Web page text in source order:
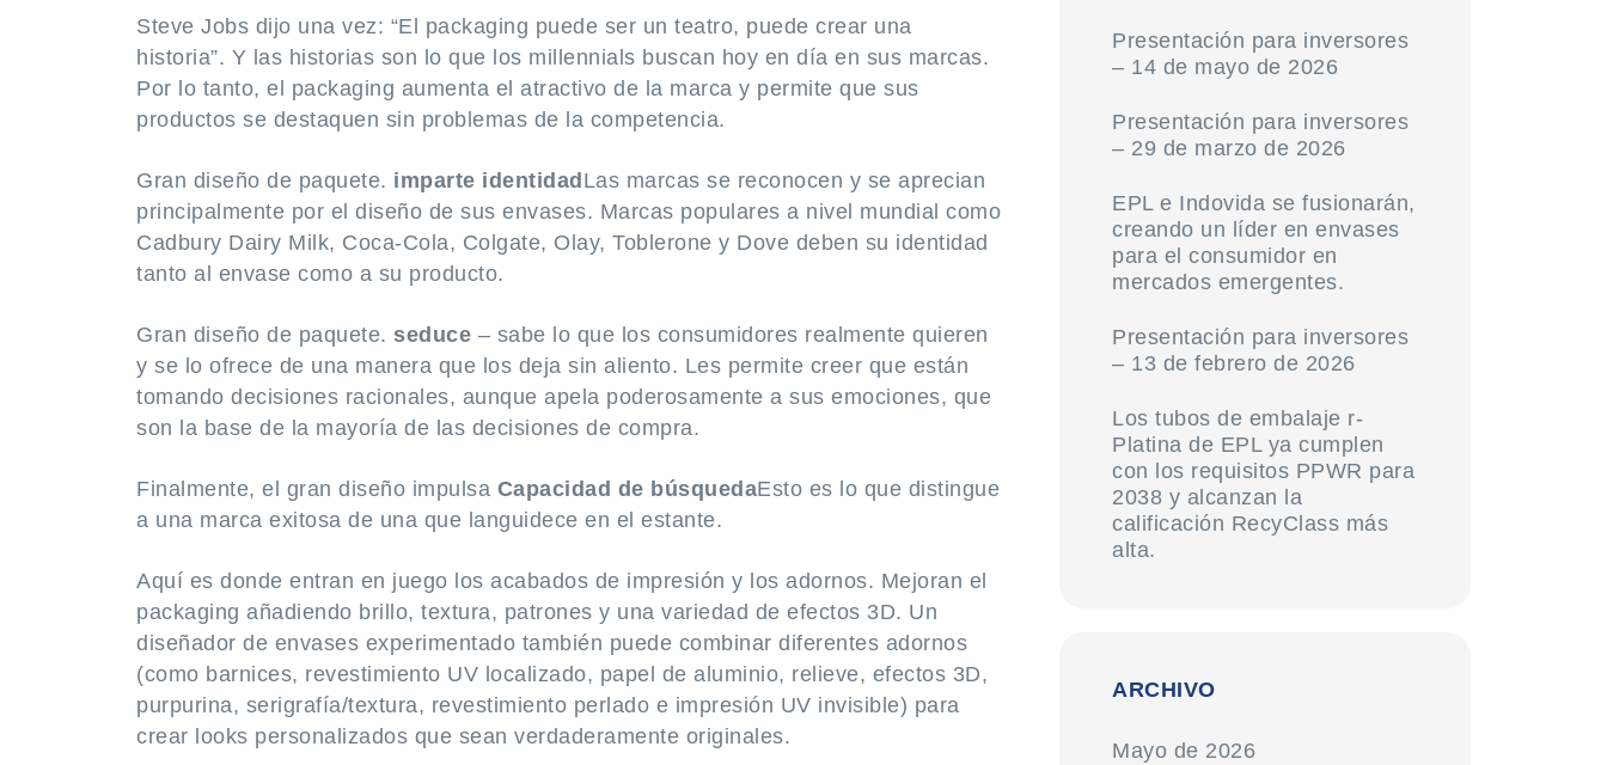
Steve Jobs dijo una vez: “El packaging puede ser un teatro, puede crear una
historia”. Y las historias son lo que los millennials buscan hoy en día en sus marcas.
Por lo tanto, el packaging aumenta el atractivo de la marca y permite que sus
productos se destaquen sin problemas de la competencia.
Gran diseño de paquete. imparte identidad Las marcas se reconocen y se aprecian
principalmente por el diseño de sus envases. Marcas populares a nivel mundial como
Cadbury Dairy Milk, Coca-Cola, Colgate, Olay, Toblerone y Dove deben su identidad
tanto al envase como a su producto.
Gran diseño de paquete. seduce – sabe lo que los consumidores realmente quieren
y se lo ofrece de una manera que los deja sin aliento. Les permite creer que están
tomando decisiones racionales, aunque apela poderosamente a sus emociones, que
son la base de la mayoría de las decisiones de compra.
Finalmente, el gran diseño impulsa Capacidad de búsquedaEsto es lo que distingue
a una marca exitosa de una que languidece en el estante.
Aquí es donde entran en juego los acabados de impresión y los adornos. Mejoran el
packaging añadiendo brillo, textura, patrones y una variedad de efectos 3D. Un
diseñador de envases experimentado también puede combinar diferentes adornos
(como barnices, revestimiento UV localizado, papel de aluminio, relieve, efectos 3D,
purpurina, serigrafía/textura, revestimiento perlado e impresión UV invisible) para
crear looks personalizados que sean verdaderamente originales.
Presentación para inversores
– 14 de mayo de 2026
Presentación para inversores
– 29 de marzo de 2026
EPL e Indovida se fusionarán,
creando un líder en envases
para el consumidor en
mercados emergentes.
Presentación para inversores
– 13 de febrero de 2026
Los tubos de embalaje r-
Platina de EPL ya cumplen
con los requisitos PPWR para
2038 y alcanzan la
calificación RecyClass más
alta.
ARCHIVO
Mayo de 2026